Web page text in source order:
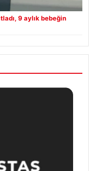
9 aylık bebeğin